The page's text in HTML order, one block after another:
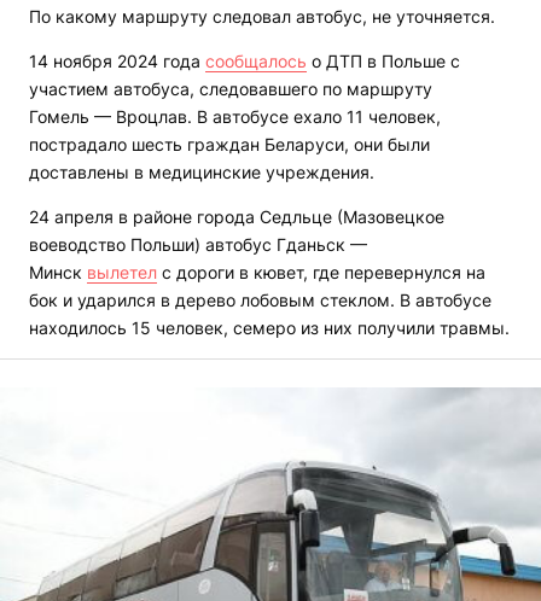
По какому маршруту следовал автобус, не уточняется.
14 ноября 2024 года сообщалось о ДТП в Польше с
участием автобуса, следовавшего по маршруту
Гомель — Вроцлав. В автобусе ехало 11 человек,
пострадало шесть граждан Беларуси, они были
доставлены в медицинские учреждения.
24 апреля в районе города Седльце (Мазовецкое
воеводство Польши) автобус Гданьск —
Минск вылетел с дороги в кювет, где перевернулся на
бок и ударился в дерево лобовым стеклом. В автобусе
находилось 15 человек, семеро из них получили травмы.